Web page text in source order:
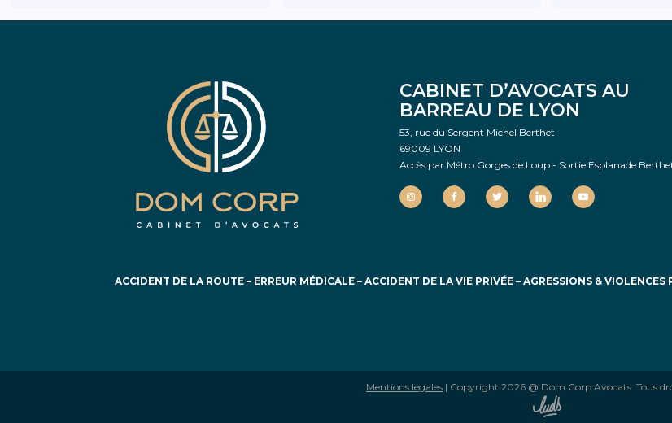
CABINET D’AVOCATS AU
BARREAU DE LYON
53, rue du Sergent Michel Berthet
69009 LYON
Accès par Métro Gorges de Loup - Sortie Esplanade
ACCIDENT DE LA ROUTE – ERREUR MÉDICALE – ACCIDENT DE LA VIE PRIVÉE – AGRESSIONS & VIOLENCES
Mentions légales | Copyright 2026 @ Dom Corp Avocats. Tous